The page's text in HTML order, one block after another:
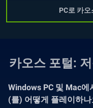
PC로 카오
카오스 포털:
Windows PC 및 Mac
(를) 어떻게 플레이하나